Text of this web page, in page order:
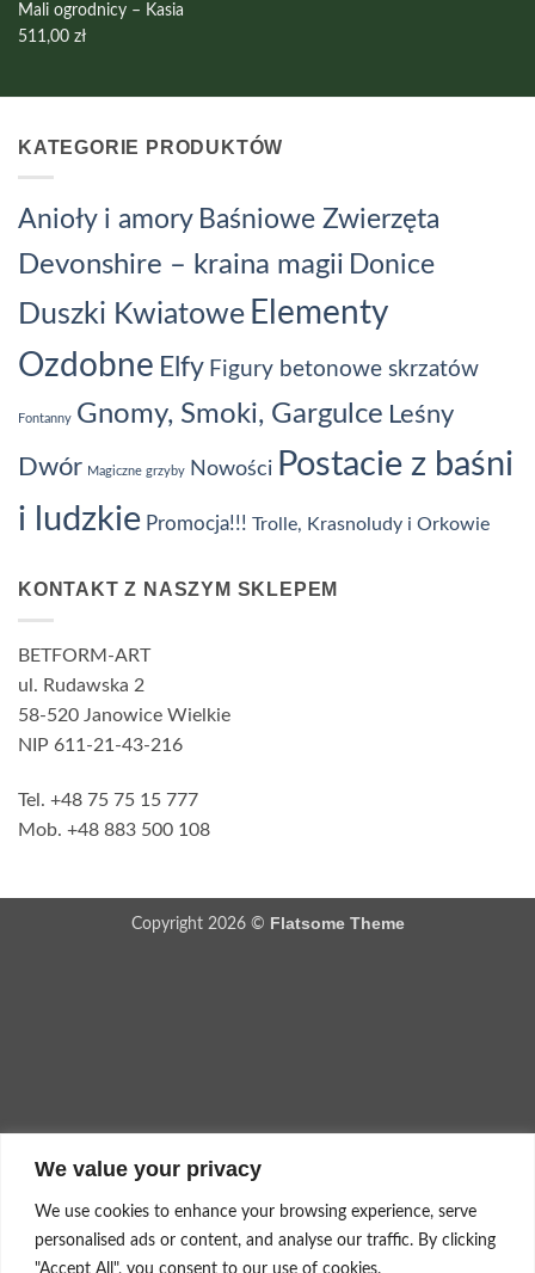
We value your privacy
We use cookies to enhance your browsing experience, serve
personalised ads or content, and analyse our traffic. By clicking
"Accept All", you consent to our use of cookies.
Mali ogrodnicy – Kasia
511,00 zł
KATEGORIE PRODUKTÓW
Anioły i amory Baśniowe Zwierzęta
Devonshire – kraina magii Donice
Duszki Kwiatowe Elementy
Ozdobne Elfy Figury betonowe skrzatów
Fontanny Gnomy, Smoki, Gargulce Leśny
Dwór Magiczne grzyby Nowości Postacie z baśni
i ludzkie Promocja!!! Trolle, Krasnoludy i Orkowie
KONTAKT Z NASZYM SKLEPEM
BETFORM-ART
ul. Rudawska 2
58-520 Janowice Wielkie
NIP 611-21-43-216
Tel. +48 75 75 15 777
Mob. +48 883 500 108
Copyright 2026 © Flatsome Theme